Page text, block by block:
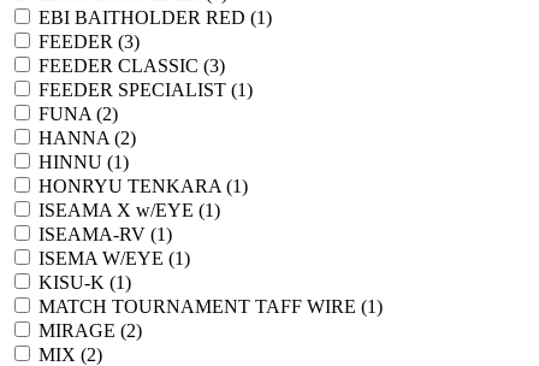
EBI BAITHOLDER RED (1)
FEEDER (3)
FEEDER CLASSIC (3)
FEEDER SPECIALIST (1)
FUNA (2)
HANNA (2)
HINNU (1)
HONRYU TENKARA (1)
ISEAMA X w/EYE (1)
ISEAMA-RV (1)
ISEMA W/EYE (1)
KISU-K (1)
MATCH TOURNAMENT TAFF WIRE (1)
MIRAGE (2)
MIX (2)